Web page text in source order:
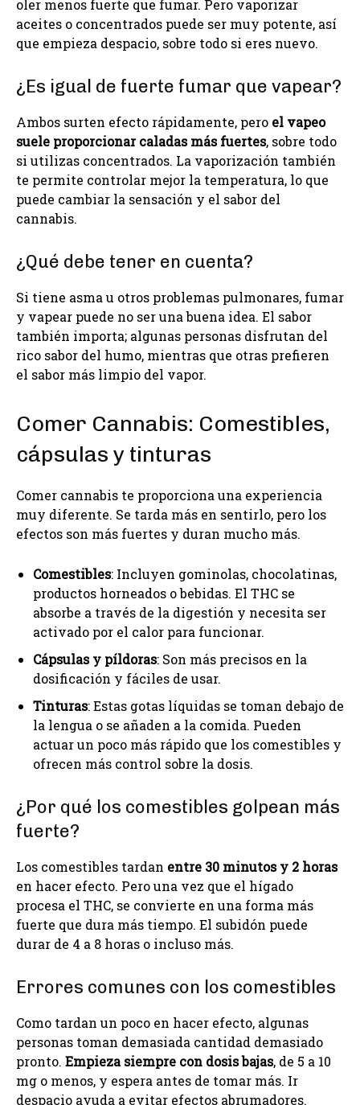
oler menos fuerte que fumar. Pero vaporizar
aceites o concentrados puede ser muy potente, así
que empieza despacio, sobre todo si eres nuevo.
¿Es igual de fuerte fumar que vapear?
Ambos surten efecto rápidamente, pero el vapeo
suele proporcionar caladas más fuertes, sobre todo
si utilizas concentrados. La vaporización también
te permite controlar mejor la temperatura, lo que
puede cambiar la sensación y el sabor del
cannabis.
¿Qué debe tener en cuenta?
Si tiene asma u otros problemas pulmonares, fumar
y vapear puede no ser una buena idea. El sabor
también importa; algunas personas disfrutan del
rico sabor del humo, mientras que otras prefieren
el sabor más limpio del vapor.
Comer Cannabis: Comestibles,
cápsulas y tinturas
Comer cannabis te proporciona una experiencia
muy diferente. Se tarda más en sentirlo, pero los
efectos son más fuertes y duran mucho más.
Comestibles: Incluyen gominolas, chocolatinas,
productos horneados o bebidas. El THC se
absorbe a través de la digestión y necesita ser
activado por el calor para funcionar.
Cápsulas y píldoras: Son más precisos en la
dosificación y fáciles de usar.
Tinturas: Estas gotas líquidas se toman debajo de
la lengua o se añaden a la comida. Pueden
actuar un poco más rápido que los comestibles y
ofrecen más control sobre la dosis.
¿Por qué los comestibles golpean más
fuerte?
Los comestibles tardan entre 30 minutos y 2 horas
en hacer efecto. Pero una vez que el hígado
procesa el THC, se convierte en una forma más
fuerte que dura más tiempo. El subidón puede
durar de 4 a 8 horas o incluso más.
Errores comunes con los comestibles
Como tardan un poco en hacer efecto, algunas
personas toman demasiada cantidad demasiado
pronto. Empieza siempre con dosis bajas, de 5 a 10
mg o menos, y espera antes de tomar más. Ir
despacio ayuda a evitar efectos abrumadores.